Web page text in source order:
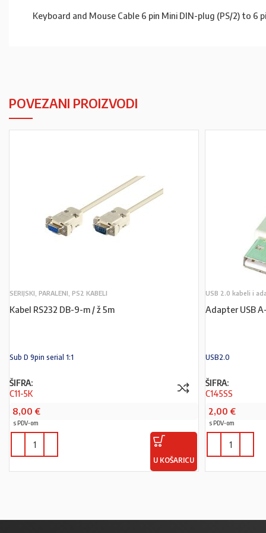
Keyboard and Mouse Cable 6 pin Mini DIN-plug (PS/2) to 6
POVEZANI PROIZVODI
SERIJSKI, PARALENI, PS2 KABELI
Kabel RS232 DB-9-m / ž 5m
Sub D 9pin serial 1:1
ŠIFRA:
C11-5K
8,00 €
s PDV-om
U KOŠARICU
USB 2.0 kabeli i
Adapter USB
USB2.0
ŠIFRA:
C145SS
2,00 €
s PDV-om